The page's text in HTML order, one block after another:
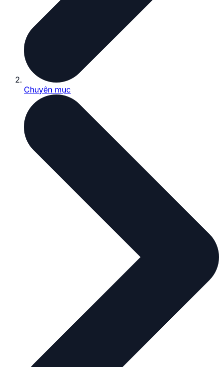
Chuyên mục